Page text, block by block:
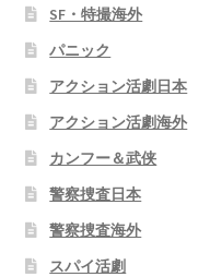
SF・特撮海外
パニック
アクション活劇日本
アクション活劇海外
カンフー＆武侠
警察捜査日本
警察捜査海外
スパイ活劇